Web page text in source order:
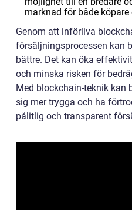
marknad för både köpare
Genom att införliva
försäljningsprocessen kan
bättre. Det kan öka
och minska risken för
Med blockchain-teknik kan
sig mer trygga och ha
pålitlig och transparent